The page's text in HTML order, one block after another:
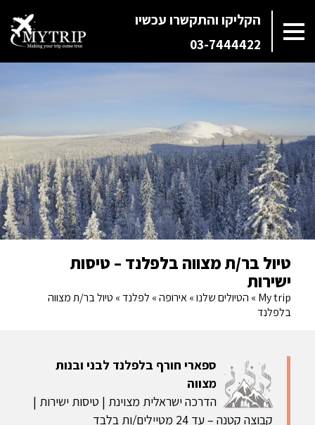
הקליקו והתקשרו עכשיו
03-7444422
טיול בר/ת מצווה בלפלנד – טיסות
ישירות
My trip
» הטיולים שלנו»אירופה» לפלנד» טיול בר/ת מצווה
בלפלנד
ספארי חורף בלפלנד לבני ובנות
מצווה
הדרכה ישראלית מצוינת | טיסות ישירות |
קבוצה קטנה – עד 24 מטיילים/ות בלבד